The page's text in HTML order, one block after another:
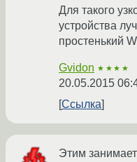
Для такого
устройства
простенький
Gvidon ★★★★
20.05.2015
Ссылка
Этим